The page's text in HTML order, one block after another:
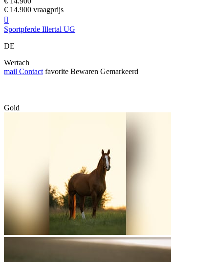
€ 14.900 vraagprijs

Sportpferde Illertal UG
DE
Wertach
mail Contact favorite Bewaren Gemarkeerd
Gold